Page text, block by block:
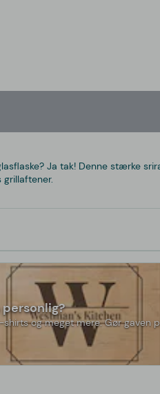
Ja tak! Denne stærke
grillaftener.
og meget mere. Gør gaven